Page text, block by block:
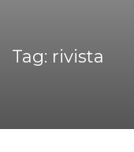
Tag: rivista